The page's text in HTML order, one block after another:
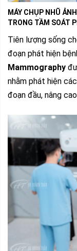
MÁY CHỤP NHŨ
TRONG TẦM SOÁT
Tiên lượng sống
đoạn phát hiện
Mammography
nhằm phát hiện
đoạn đầu, nâng